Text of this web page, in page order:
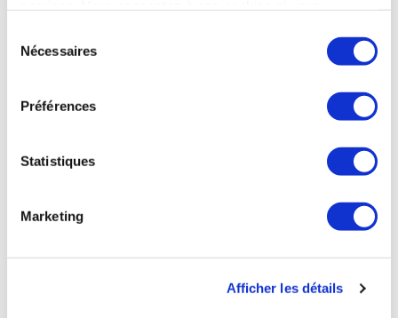
Nécessaires
Préférences
Statistiques
Marketing
Afficher les détails
10 février au 5 décembre 2026
Thermes Bains
Rhumatologie